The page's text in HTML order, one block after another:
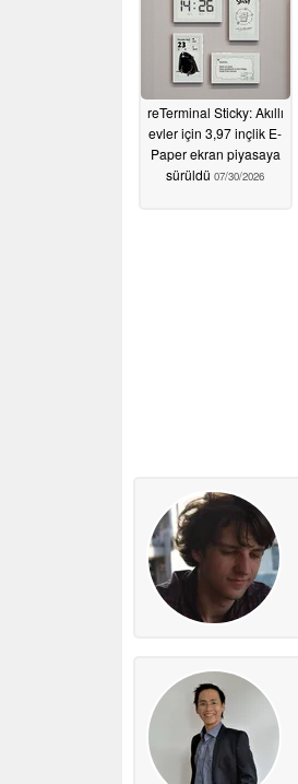
reTerminal Sticky: Akıllı
evler için 3,97 inçlik E-
Paper ekran piyasaya
sürüldü 07/30/2026